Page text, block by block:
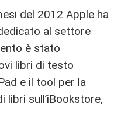
del 2012 Apple ha
al settore
è stato
libri di testo
e il tool per la
libri sull’iBookstore,